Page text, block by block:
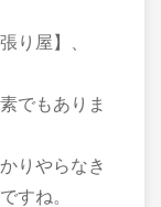
り屋】、
でもありま
りやらなき
すね。